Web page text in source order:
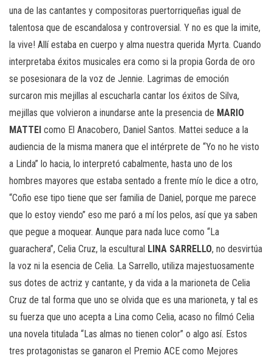
una de las cantantes y compositoras puertorriqueñas igual de
talentosa que de escandalosa y controversial. Y no es que la imite,
la vive! Allí estaba en cuerpo y alma nuestra querida Myrta. Cuando
interpretaba éxitos musicales era como si la propia Gorda de oro
se posesionara de la voz de Jennie. Lagrimas de emoción
surcaron mis mejillas al escucharla cantar los éxitos de Silva,
mejillas que volvieron a inundarse ante la presencia de MARIO
MATTEI como El Anacobero, Daniel Santos. Mattei seduce a la
audiencia de la misma manera que el intérprete de “Yo no he visto
a Linda” lo hacia, lo interpretó cabalmente, hasta uno de los
hombres mayores que estaba sentado a frente mío le dice a otro,
“Coño ese tipo tiene que ser familia de Daniel, porque me parece
que lo estoy viendo” eso me paró a mí los pelos, así que ya saben
que pegue a moquear. Aunque para nada luce como “La
guarachera”, Celia Cruz, la escultural LINA SARRELLO, no desvirtúa
la voz ni la esencia de Celia. La Sarrello, utiliza majestuosamente
sus dotes de actriz y cantante, y da vida a la marioneta de Celia
Cruz de tal forma que uno se olvida que es una marioneta, y tal es
su fuerza que uno acepta a Lina como Celia, acaso no filmó Celia
una novela titulada “Las almas no tienen color” o algo así. Estos
tres protagonistas se ganaron el Premio ACE como Mejores